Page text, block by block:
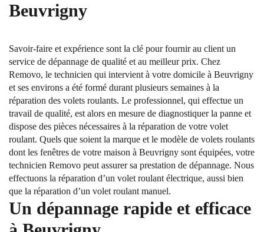
Beuvrigny
Savoir-faire et expérience sont la clé pour fournir au client un
service de dépannage de qualité et au meilleur prix. Chez
Removo, le technicien qui intervient à votre domicile à Beuvrigny
et ses environs a été formé durant plusieurs semaines à la
réparation des volets roulants. Le professionnel, qui effectue un
travail de qualité, est alors en mesure de diagnostiquer la panne et
dispose des pièces nécessaires à la réparation de votre volet
roulant. Quels que soient la marque et le modèle de volets roulants
dont les fenêtres de votre maison à Beuvrigny sont équipées, votre
technicien Removo peut assurer sa prestation de dépannage. Nous
effectuons la réparation d’un volet roulant électrique, aussi bien
que la réparation d’un volet roulant manuel.
Un dépannage rapide et efficace